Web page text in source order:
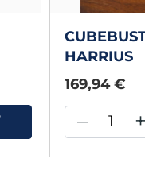
HARRIUS
169,94 €
– +